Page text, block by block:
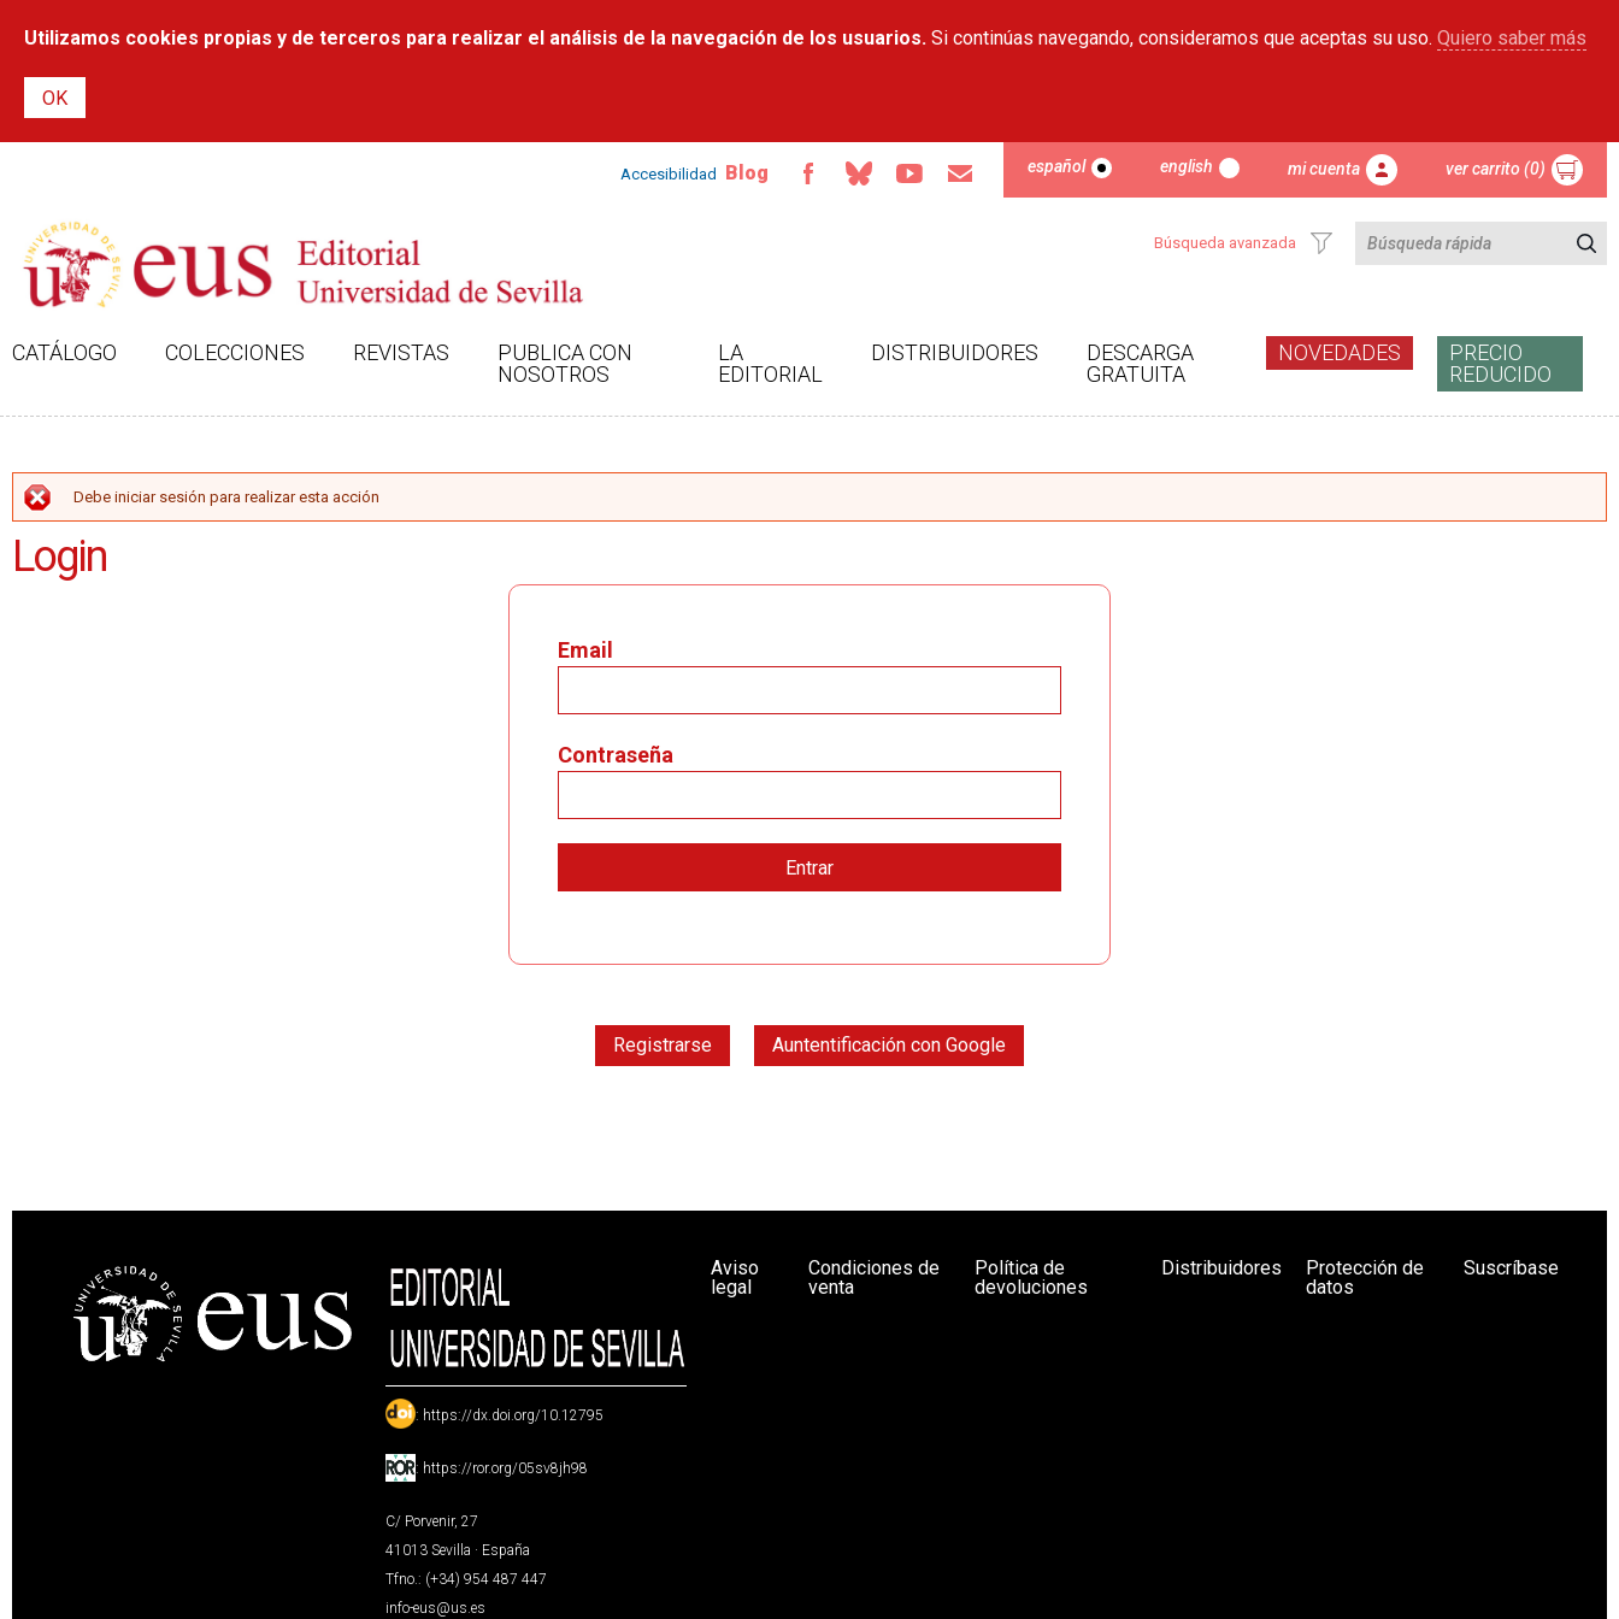
contenido
Utilizamos cookies propias y de terceros para realizar el análisis de la navegación de los usuarios. Si continúas navegando, consideramos que aceptas su uso. Quiero saber más
Accesibilidad Blog español english mi cuenta ver carrito (0)
Búsqueda avanzada
CATÁLOGO COLECCIONES REVISTAS
PUBLICA CON
NOSOTROS
LA
EDITORIAL
DISTRIBUIDORES
DESCARGA
GRATUITA
NOVEDADES
PRECIO
REDUCIDO
MENSAJE DE ERROR
Debe iniciar sesión para realizar esta acción
Login
Email
Contraseña
Registrarse Auntentificación con Google
: https://dx.doi.org/10.12795
: https://ror.org/05sv8jh98
C/ Porvenir, 27
41013 Sevilla · España
Tfno.: (+34) 954 487 447
info-eus@us.es
Aviso
legal
Condiciones de
venta
Política de
devoluciones
Distribuidores
Protección de
datos
Suscríbase